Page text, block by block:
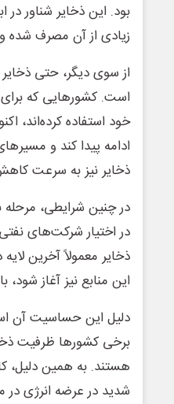
بود. این ذخایر شناور در
زیادی از آن مصرف شده
از سوی دیگر، حتی
است. کشورهایی که برای
خود استفاده کرده‌اند،
ادامه پیدا کند و
ذخایر نیز به سرعت
در چنین شرایطی،
در اختیار شرکت‌های
ذخایر معمولاً آخرین
این منابع نیز آغاز
دلیل این حساسیت آن
برخی کشورها ظرفیت
هستند. به همین دلیل،
شدید در عرضه انرژی